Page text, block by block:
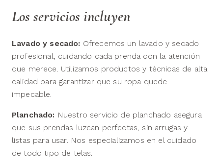
Los servicios incluyen
Lavado y secado: Ofrecemos un lavado y secado
profesional, cuidando cada prenda con la atención
que merece. Utilizamos productos y técnicas de alta
calidad para garantizar que su ropa quede
impecable.
Planchado: Nuestro servicio de planchado asegura
que sus prendas luzcan perfectas, sin arrugas y
listas para usar. Nos especializamos en el cuidado
de todo tipo de telas.